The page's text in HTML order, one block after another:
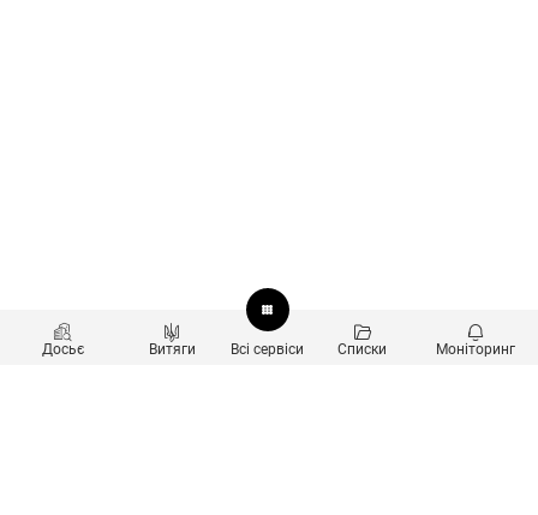
Досьє Витяги Всі сервіси Списки Моніторинг